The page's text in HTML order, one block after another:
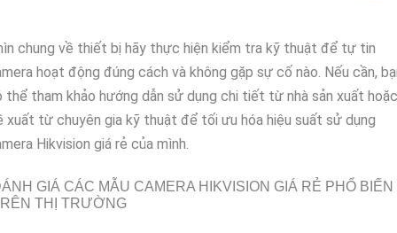
chung về thiết bị hãy thực hiện kiểm tra kỹ thuật để tự tin
hoạt động đúng cách và không gặp sự cố nào. Nếu cần,
thể tham khảo hướng dẫn sử dụng chi tiết từ nhà sản xuất hoặc
xuất từ chuyên gia kỹ thuật để tối ưu hóa hiệu suất sử dụng
Hikvision giá rẻ của mình.
GIÁ CÁC MẪU CAMERA HIKVISION GIÁ RẺ PHỔ BIẾN
THỊ TRƯỜNG